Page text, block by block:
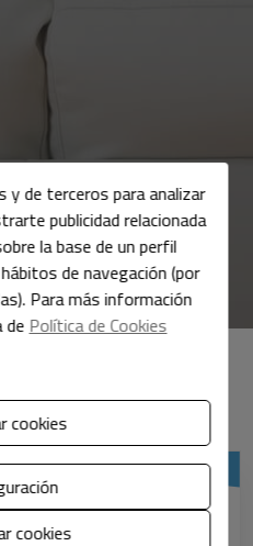
de tu vivienda
propiedad?
y de terceros para analizar
publicidad relacionada
la base de un perfil
de navegación (por
Para más información
de Política de Cookies
cookies
cookies